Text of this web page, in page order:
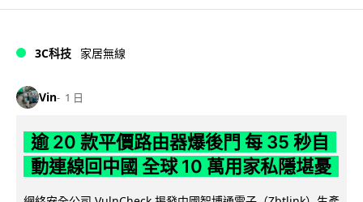
3C科技 家居無線
Vin 1 日
逾 20 款平價路由器爆後門 每 35 秒自
動連線回中國 全球 10 萬用家私隱堪憂